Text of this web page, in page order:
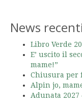
News recenti
Libro Verde
E’ uscito il
mame!”
Chiusura per
Alpin jo,
Adunata 2027